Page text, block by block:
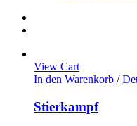
View Cart
In den Warenkorb /
Stierkampf